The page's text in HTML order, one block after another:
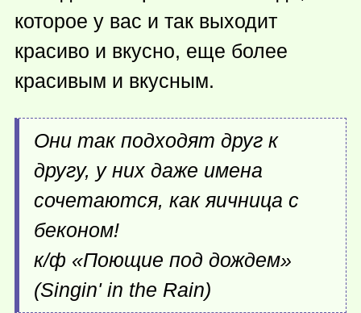
которое у вас и так выходит
красиво и вкусно, еще более
красивым и вкусным.
Они так подходят друг к
другу, у них даже имена
сочетаются, как яичница с
беконом!
к/ф «Поющие под дождем»
(Singin' in the Rain)